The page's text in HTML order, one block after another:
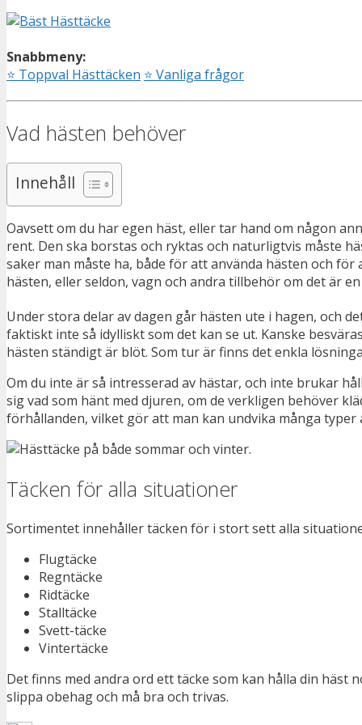
Snabbmeny:
⭐ Toppval Hästtäcken ⭐ Vanliga frågor
Vad hästen behöver
Innehåll
Oavsett om du har egen häst, eller tar hand om någon
rent. Den ska borstas och ryktas och naturligtvis måste
saker man måste ha, både för att använda hästen och
hästen, eller seldon, vagn och andra tillbehör om det är
Under stora delar av dagen går hästen ute i hagen, och
faktiskt inte så idylliskt som det kan se ut. Kanske
hästen ständigt är blöt. Som tur är finns det enkla
Om du inte är så intresserad av hästar, och inte brukar
sig vad som hänt med djuren, om de verkligen behöver
förhållanden, vilket gör att man kan undvika många typer
Täcken för alla situationer
Sortimentet innehåller täcken för i stort sett alla
Flugtäcke
Regntäcke
Ridtäcke
Stalltäcke
Svett-täcke
Vintertäcke
Det finns med andra ord ett täcke som kan hålla din häst
slippa obehag och må bra och trivas.